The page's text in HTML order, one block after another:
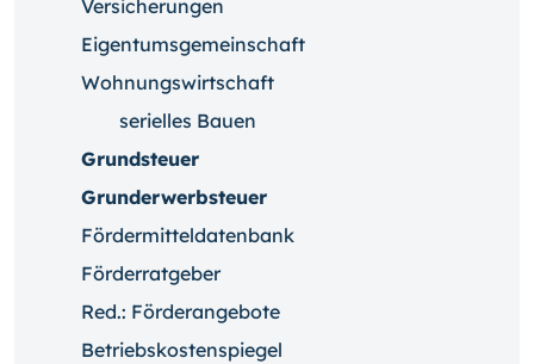
Versicherungen
Eigentumsgemeinschaft
Wohnungswirtschaft
serielles Bauen
Grundsteuer
Grunderwerbsteuer
Fördermitteldatenbank
Förderratgeber
Red.: Förderangebote
Betriebskostenspiegel